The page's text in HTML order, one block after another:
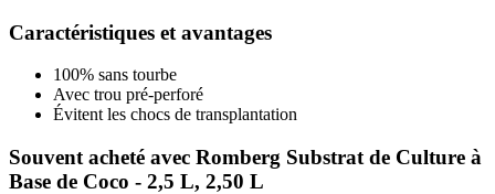
Caractéristiques et avantages
100% sans tourbe
Avec trou pré-perforé
Évitent les chocs de transplantation
Souvent acheté avec Romberg Substrat de Culture à
Base de Coco - 2,5 L, 2,50 L